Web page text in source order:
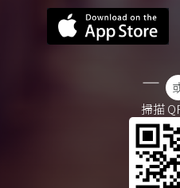
掃描